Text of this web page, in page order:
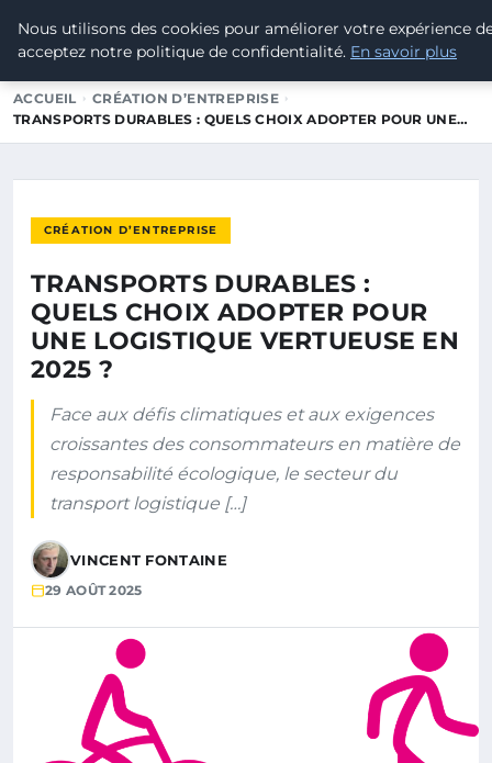
POUVOIR OUVRIER
ACCUEIL
CRÉATION D’ENTREPRISE
TRANSPORTS DURABLES : QUELS CHOIX ADOPTER POUR UNE…
CRÉATION D’ENTREPRISE
TRANSPORTS DURABLES :
QUELS CHOIX ADOPTER POUR
UNE LOGISTIQUE VERTUEUSE EN
2025 ?
Face aux défis climatiques et aux exigences
croissantes des consommateurs en matière de
responsabilité écologique, le secteur du
transport logistique […]
VINCENT FONTAINE
29 AOÛT 2025
Nous utilisons des cookies pour améliorer votre expérience
acceptez notre politique de confidentialité. En savoir plus